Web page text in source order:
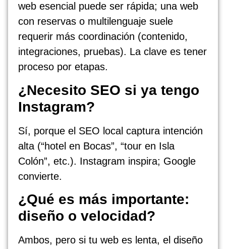
web esencial puede ser rápida; una web
con reservas o multilenguaje suele
requerir más coordinación (contenido,
integraciones, pruebas). La clave es tener
proceso por etapas.
¿Necesito SEO si ya tengo
Instagram?
Sí, porque el SEO local captura intención
alta (“hotel en Bocas”, “tour en Isla
Colón”, etc.). Instagram inspira; Google
convierte.
¿Qué es más importante:
diseño o velocidad?
Ambos, pero si tu web es lenta, el diseño